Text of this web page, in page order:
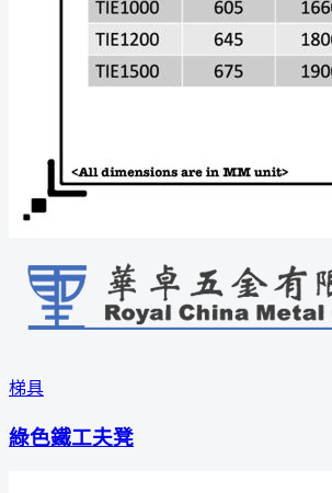
梯具
綠色鐵工夫凳